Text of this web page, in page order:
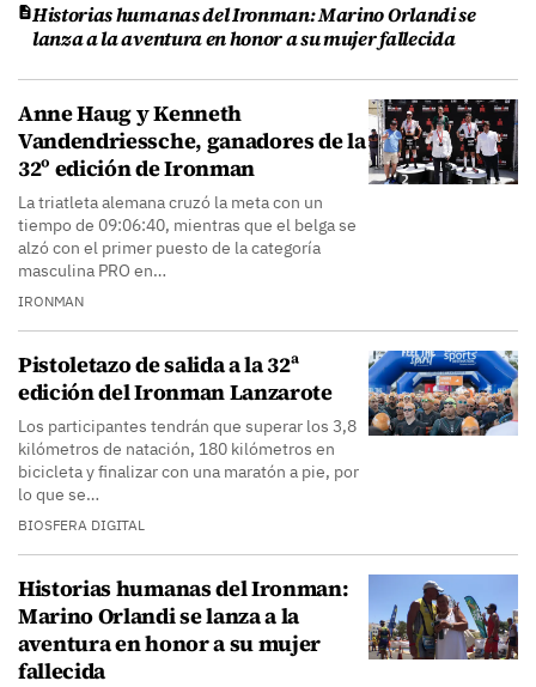
Historias humanas del Ironman: Marino Orlandi se
lanza a la aventura en honor a su mujer fallecida
Anne Haug y Kenneth
Vandendriessche, ganadores de la
32º edición de Ironman
La triatleta alemana cruzó la meta con un
tiempo de 09:06:40, mientras que el belga se
alzó con el primer puesto de la categoría
masculina PRO en…
IRONMAN
Pistoletazo de salida a la 32ª
edición del Ironman Lanzarote
Los participantes tendrán que superar los 3,8
kilómetros de natación, 180 kilómetros en
bicicleta y finalizar con una maratón a pie, por
lo que se…
BIOSFERA DIGITAL
Historias humanas del Ironman:
Marino Orlandi se lanza a la
aventura en honor a su mujer
fallecida